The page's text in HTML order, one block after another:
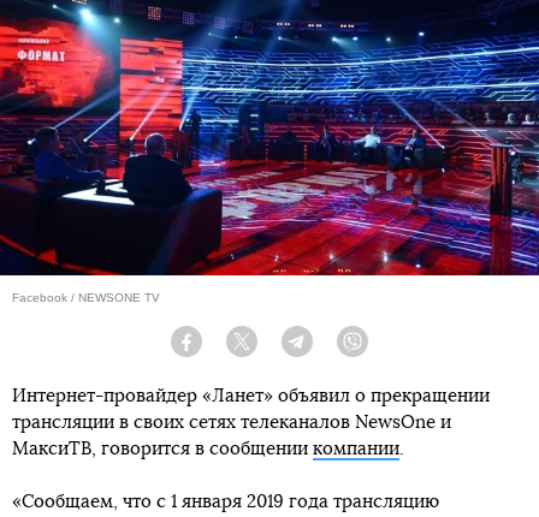
Facebook / NEWSONE TV
Facebook Twitter Telegram
Интернет-провайдер «Ланет» объявил о прекращении
трансляции в своих сетях телеканалов NewsOne и
МаксиТВ, говорится в сообщении компании
«Сообщаем, что с 1 января 2019 года трансляцию